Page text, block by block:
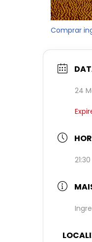
Comprar
24
21:30